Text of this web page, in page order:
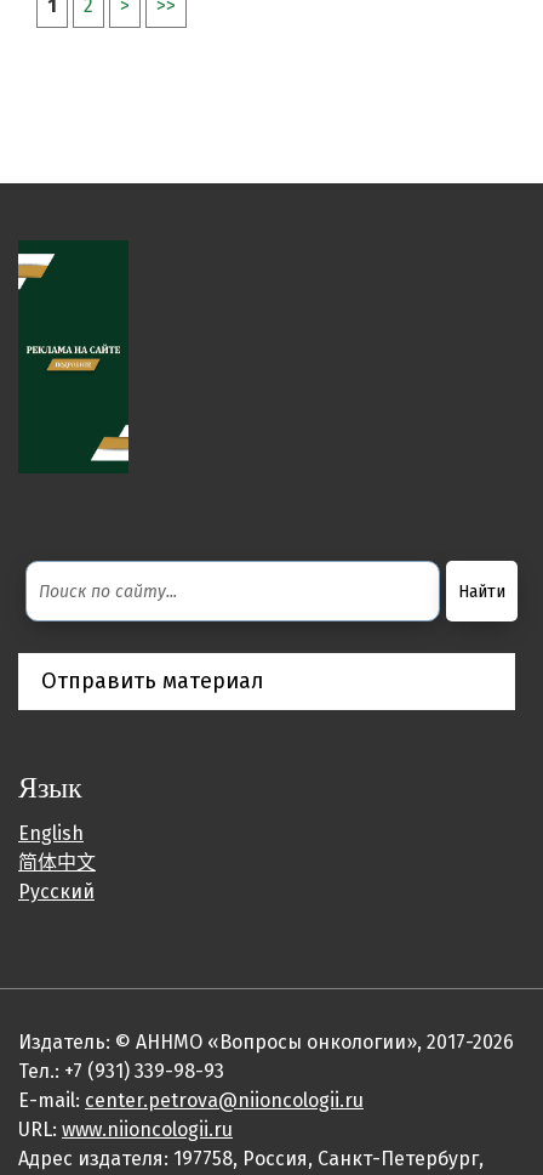
1 2 > >>
Отправить материал
Язык
English
简体中文
Русский
Издатель: © АННМО «Вопросы онкологии», 2017-2026
Тел.: +7 (931) 339-98-93
E-mail: center.petrova@niioncologii.ru
URL: www.niioncologii.ru
Адрес издателя: 197758, Россия, Санкт-Петербург,